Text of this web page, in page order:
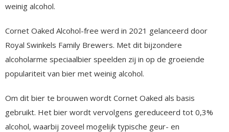
weinig alcohol.
Cornet Oaked Alcohol-free werd in 2021 gelanceerd door
Royal Swinkels Family Brewers. Met dit bijzondere
alcoholarme speciaalbier speelden zij in op de groeiende
populariteit van bier met weinig alcohol.
Om dit bier te brouwen wordt Cornet Oaked als basis
gebruikt. Het bier wordt vervolgens gereduceerd tot 0,3%
alcohol, waarbij zoveel mogelijk typische geur- en